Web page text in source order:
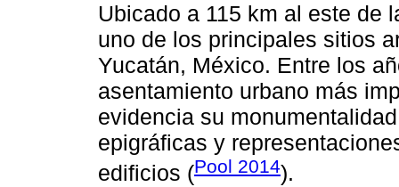
Ubicado a 115 km al este de
uno de los principales sitios
Yucatán, México. Entre los
asentamiento urbano más
evidencia su
epigráficas y
edificios (Pool 2014).